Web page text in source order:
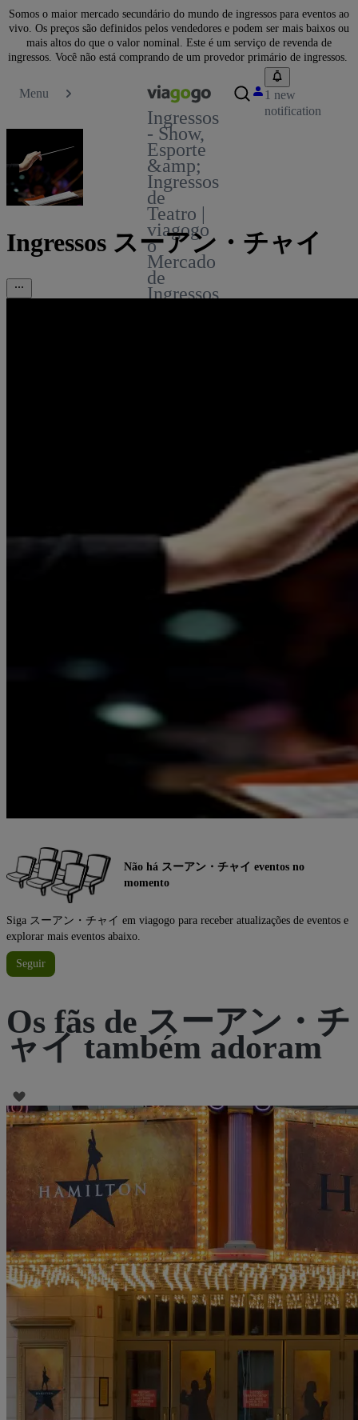
Somos o maior mercado secundário do mundo de ingressos para eventos ao
vivo. Os preços são definidos pelos vendedores e podem ser mais baixos ou
mais altos do que o valor nominal. Este é um serviço de revenda de
ingressos. Você não está comprando de um provedor primário de ingressos.
Menu
Ingressos
- Show,
Esporte
&amp;
Ingressos
de
Teatro |
viagogo
o
Mercado
de
Ingressos
1 new
notification
Ingressos スーアン・チャイ
Não há スーアン・チャイ eventos no
momento
Siga スーアン・チャイ em viagogo para receber atualizações de eventos e
explorar mais eventos abaixo.
Seguir
Os fãs de スーアン・チ
ャイ também adoram